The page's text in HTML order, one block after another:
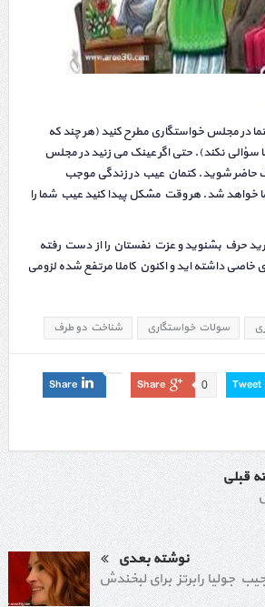
در مجلس خواستگاری مطرح کنید (هر چند که
سؤالی نکند). حتی اگر عینک می زنید در مجلس
حاضر شوید. کتمان عیب در زندگی موجب
خواهد شد. هر وقت مشکل پیدا کنید عیب شما را
حرف بشنوید و عزت نفستان را از دست رفته
خاصی داشته اید و اکنون کاملا مرتفع شده لزومی
سولات خواستگاری شناخت دو طرف
Tweet
Share 0
Share
قبلی
نوشته بعدی
جولیا رابرتز برای لبخندش